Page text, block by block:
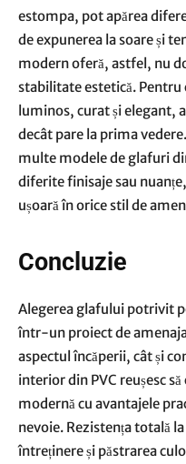
estompa, pot apărea
de expunerea la soare și
modern oferă, astfel, nu
stabilitate estetică. Pentru
luminos, curat și elegant,
decât pare la prima
multe modele de glafuri
diferite finisaje sau
ușoară în orice stil de
Concluzie
Alegerea glafului potrivit
într-un proiect de
aspectul încăperii, cât și
interior din PVC reușesc
modernă cu avantajele
nevoie. Rezistența totală
întreținere și păstrarea